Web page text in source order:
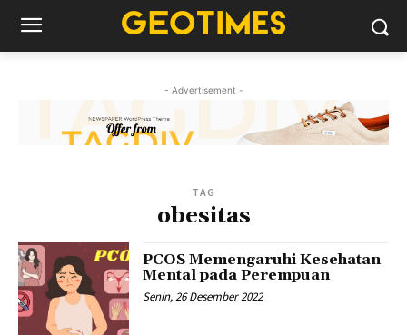
- Advertisement -
TAG
obesitas
PCOS Memengaruhi Kesehatan
Mental pada Perempuan
Senin, 26 Desember 2022